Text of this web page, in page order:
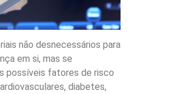
não desnecessários para
em si, mas se
possíveis fatores de risco
diabetes,